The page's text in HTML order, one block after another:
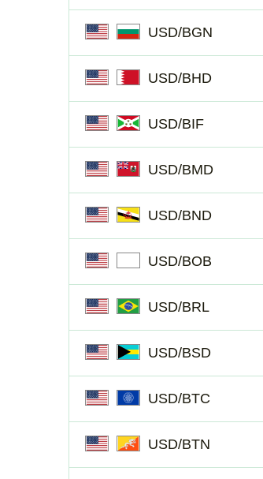
USD/BGN
USD/BHD
USD/BIF
USD/BMD
USD/BND
USD/BOB
USD/BRL
USD/BSD
USD/BTC
USD/BTN